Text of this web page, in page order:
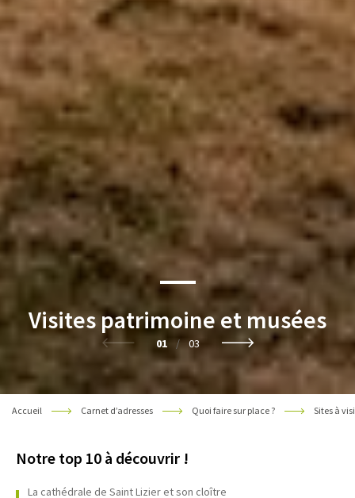
01 / 03
Visites patrimoine et musées
Accueil Carnet d’adresses Quoi faire sur place ? Sites à
Notre top 10 à découvrir !
La cathédrale de Saint Lizier et son cloître